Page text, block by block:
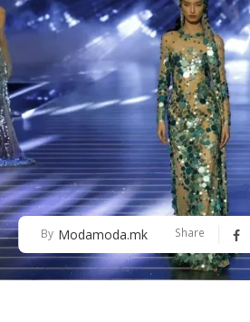
By Modamoda.mk Share
Алшар – модна
30